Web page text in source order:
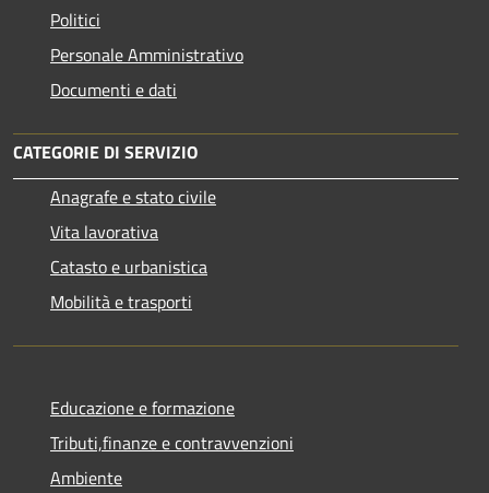
Politici
Personale Amministrativo
Documenti e dati
CATEGORIE DI SERVIZIO
Anagrafe e stato civile
Vita lavorativa
Catasto e urbanistica
Mobilità e trasporti
Educazione e formazione
Tributi,finanze e contravvenzioni
Ambiente